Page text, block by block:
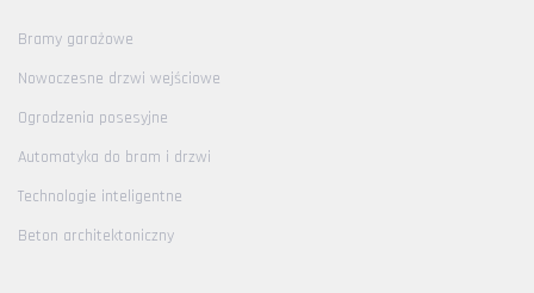
Bramy garażowe
Nowoczesne drzwi wejściowe
Ogrodzenia posesyjne
Automatyka do bram i drzwi
Technologie inteligentne
Beton architektoniczny